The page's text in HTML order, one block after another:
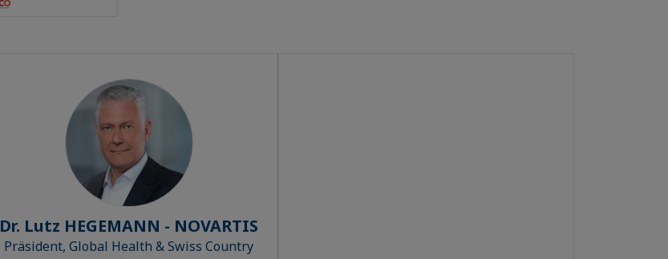
Dr. Lutz HEGEMANN - NOVARTIS
Präsident, Global Health & Swiss Country